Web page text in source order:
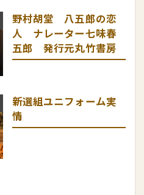
野村胡堂 八五郎の恋
人 ナレーター七味春
五郎 発行元丸竹書房
新選組ユニフォーム実
情